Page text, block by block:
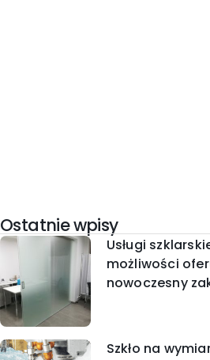
Ostatnie wpisy
Usługi
możliwości
nowoczesny
Szkło na